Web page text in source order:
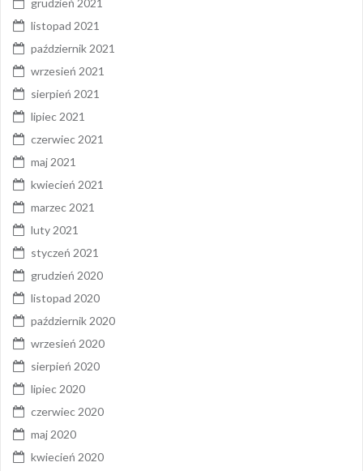
grudzień 2021
listopad 2021
październik 2021
wrzesień 2021
sierpień 2021
lipiec 2021
czerwiec 2021
maj 2021
kwiecień 2021
marzec 2021
luty 2021
styczeń 2021
grudzień 2020
listopad 2020
październik 2020
wrzesień 2020
sierpień 2020
lipiec 2020
czerwiec 2020
maj 2020
kwiecień 2020